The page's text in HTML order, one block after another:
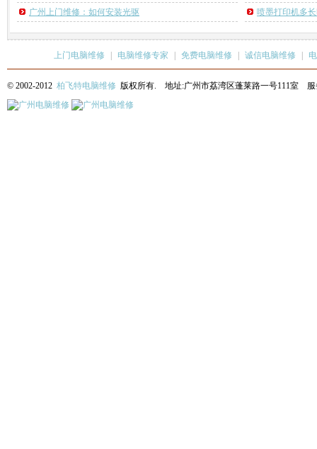
广州上门维修：如何安装光驱 喷墨打印机多
上门电脑维修 电脑维修专家 免费电脑维修 诚信电脑维修
© 2002-2012 柏飞特电脑维修 版权所有. 地址:广州市荔湾区蓬莱路一号111室 服